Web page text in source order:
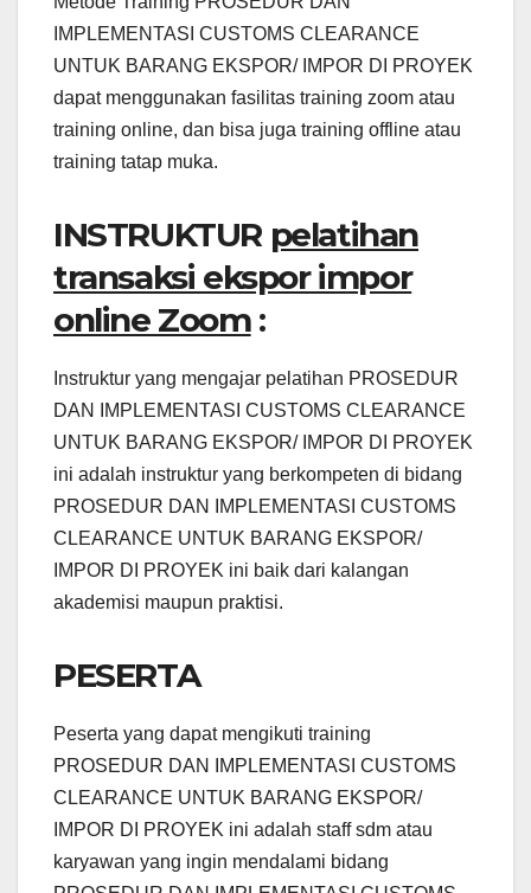
IMPLEMENTASI CUSTOMS CLEARANCE
UNTUK BARANG EKSPOR/ IMPOR DI PROYEK
dapat menggunakan fasilitas training zoom atau
training online, dan bisa juga training offline atau
training tatap muka.
INSTRUKTUR pelatihan
transaksi ekspor impor
online Zoom:
Instruktur yang mengajar pelatihan PROSEDUR
DAN IMPLEMENTASI CUSTOMS CLEARANCE
UNTUK BARANG EKSPOR/ IMPOR DI PROYEK
ini adalah instruktur yang berkompeten di bidang
PROSEDUR DAN IMPLEMENTASI CUSTOMS
CLEARANCE UNTUK BARANG EKSPOR/
IMPOR DI PROYEK ini baik dari kalangan
akademisi maupun praktisi.
PESERTA
Peserta yang dapat mengikuti training
PROSEDUR DAN IMPLEMENTASI CUSTOMS
CLEARANCE UNTUK BARANG EKSPOR/
IMPOR DI PROYEK ini adalah staff sdm atau
karyawan yang ingin mendalami bidang